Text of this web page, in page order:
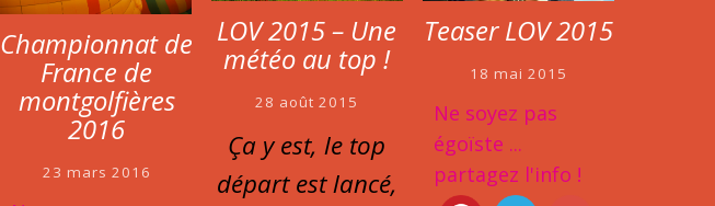
Championnat de
France de
montgolfières
2016
23 mars 2016
LOV 2015 – Une
météo au top !
28 août 2015
Ça y est, le top
départ est lancé,
Teaser LOV 2015
18 mai 2015
Ne soyez pas
égoïste ...
partagez l'info !